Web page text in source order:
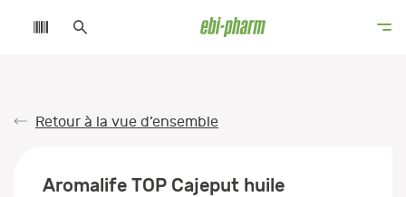
Retour à la vue d’ensemble
Aromalife TOP Cajeput huile